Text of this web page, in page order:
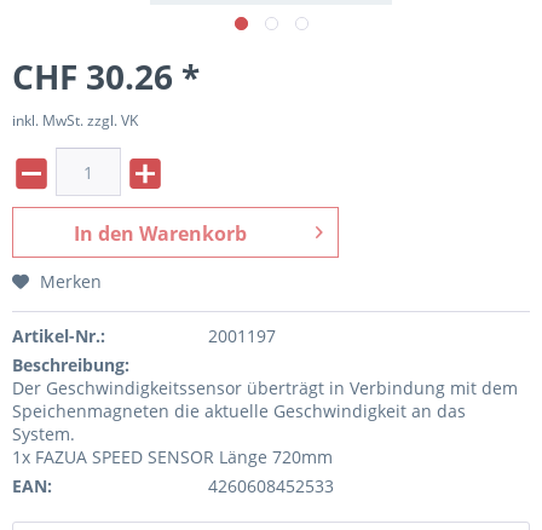
CHF 30.26 *
inkl. MwSt. zzgl. VK
In den Warenkorb
Merken
Artikel-Nr.:
2001197
Beschreibung:
Der Geschwindigkeitssensor überträgt in Verbindung mit dem
Speichenmagneten die aktuelle Geschwindigkeit an das
System.
1x FAZUA SPEED SENSOR Länge 720mm
EAN:
4260608452533